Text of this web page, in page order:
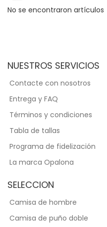
No se encontraron artículos
NUESTROS SERVICIOS
Contacte con nosotros
Entrega y FAQ
Términos y condiciones
Tabla de tallas
Programa de fidelización
La marca Opalona
SELECCION
Camisa de hombre
Camisa de puño doble